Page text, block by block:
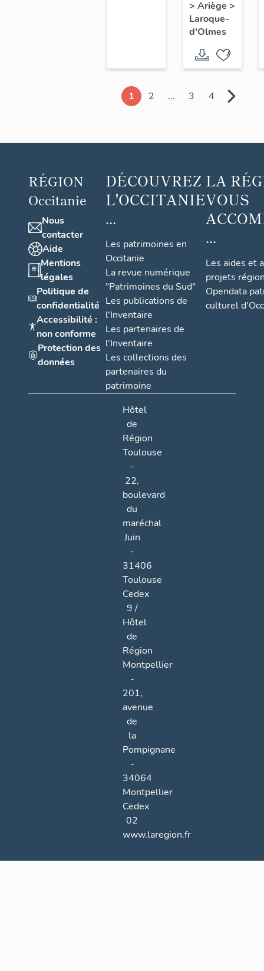
maître,
dite
Sage
> Ariège >
Laroque-
d'Olmes
1 2 ... 3 4
RÉGION
Occitanie
Nous
contacter
Aide
Mentions
légales
Politique de
confidentialité
Accessibilité :
non conforme
Protection des
données
DÉCOUVREZ
L'OCCITANIE
...
Les patrimoines en
Occitanie
La revue numérique
"Patrimoines du Sud"
Les publications de
l'Inventaire
Les partenaires de
l'Inventaire
Les collections des
partenaires du
patrimoine
LA
VOUS
...
Les aides et
projets
Opendata
culturel
Hôtel
de
Région
Toulouse
-
22,
boulevard
du
maréchal
Juin
-
31406
Toulouse
Cedex
9 /
Hôtel
de
Région
Montpellier
-
201,
avenue
de
la
Pompignane
-
34064
Montpellier
Cedex
02
www.laregion.fr